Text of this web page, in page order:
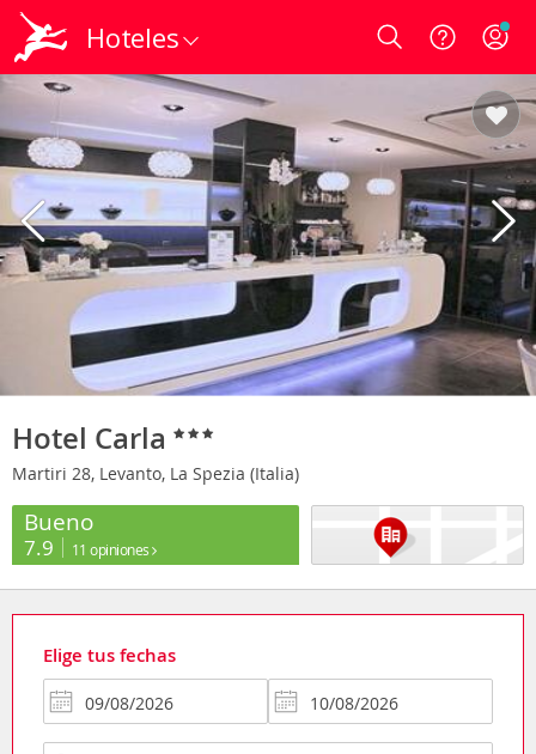
Hoteles Login
Hotel Carla
Martiri 28, Levanto, La Spezia (Italia)
Bueno
7.9 11 opiniones
Elige tus fechas